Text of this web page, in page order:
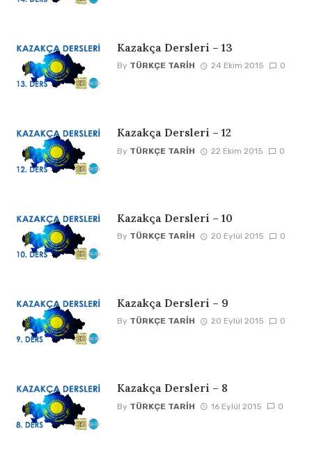
Kazakça Dersleri – 13
By TÜRKÇE TARIH 24 Ekim 2015 0
Kazakça Dersleri – 12
By TÜRKÇE TARIH 22 Ekim 2015 0
Kazakça Dersleri – 10
By TÜRKÇE TARIH 20 Eylül 2015 0
Kazakça Dersleri – 9
By TÜRKÇE TARIH 20 Eylül 2015 0
Kazakça Dersleri – 8
By TÜRKÇE TARIH 16 Eylül 2015 0